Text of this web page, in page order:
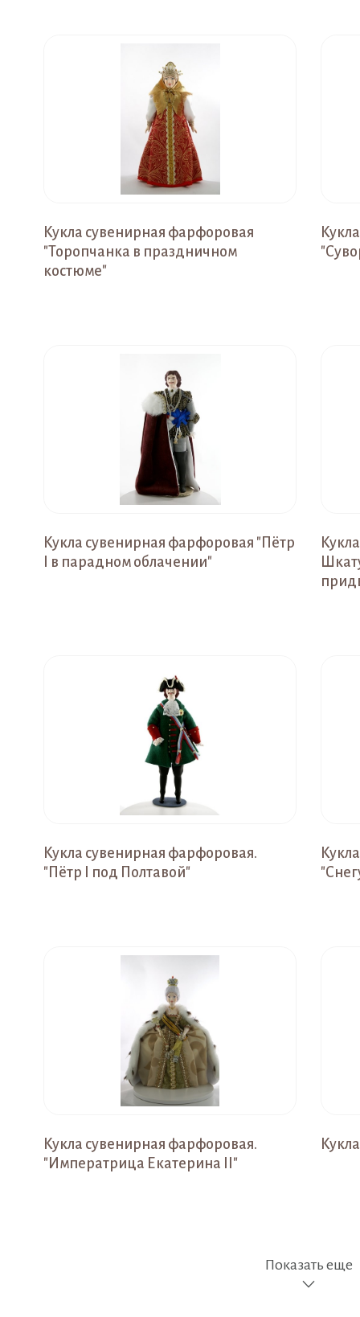
Кукла сувенирная фарфоровая
"Торопчанка в праздничном
костюме"
Кукла сувенирная фарфоровая "Пётр
I в парадном облачении"
Кукла сувенирная фарфоровая.
"Пётр I под Полтавой"
Кукла сувенирная фарфоровая.
"Императрица Екатерина II"
Показать еще